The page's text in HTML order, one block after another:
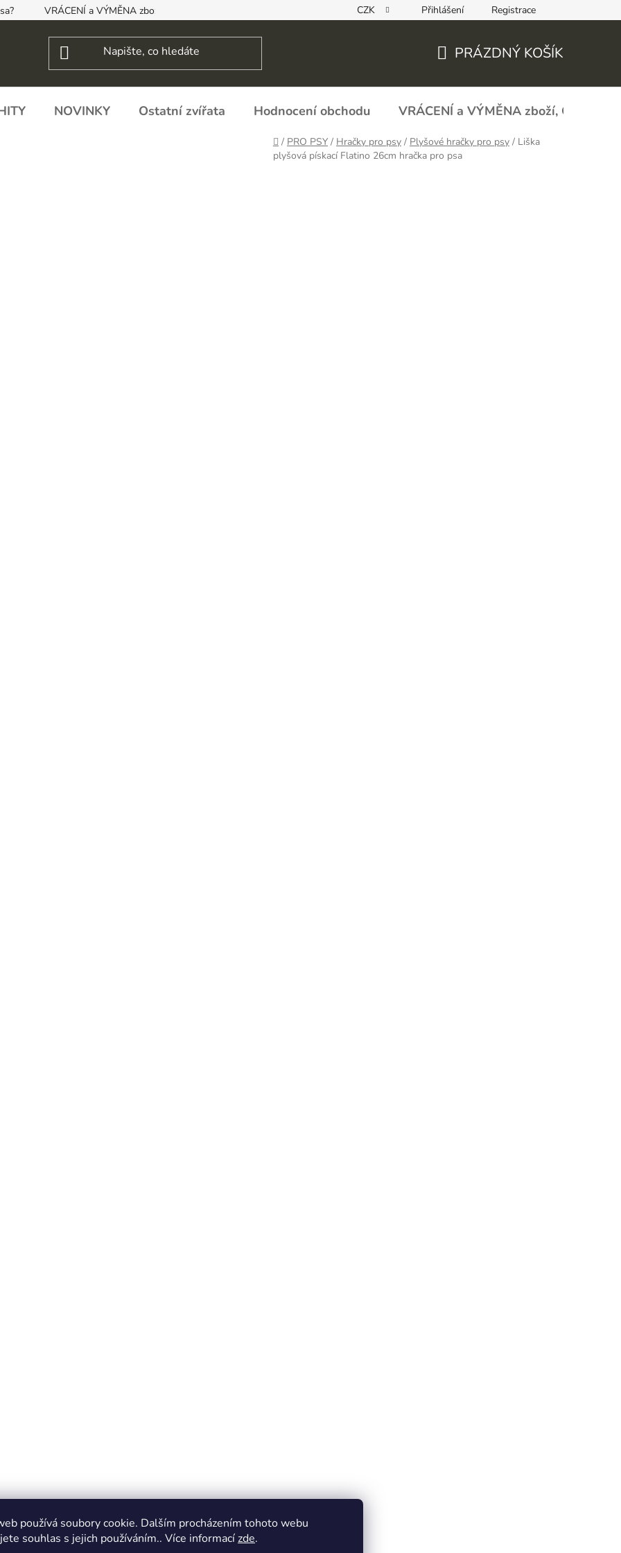
používá soubory cookie. Dalším procházením tohoto webu
souhlas s jejich používáním.. Více informacízde.
VRÁCENÍ a VÝMĚNA zboží, ODSTOUPENÍ OD SMLOUVY REKLAMAČNÍ FORMULÁŘ - zboží s vadou
CZK Přihlášení Registrace
KOŠÍK
PRÁZDNÝ KOŠÍK
NOVINKY Ostatní zvířata Hodnocení obchodu VRÁCENÍ a VÝMĚNA zboží,
Domů
/ PRO PSY / Hračky pro psy / Plyšové hračky pro psy / Liška
plyšová pískací Flatino 26cm hračka pro psa